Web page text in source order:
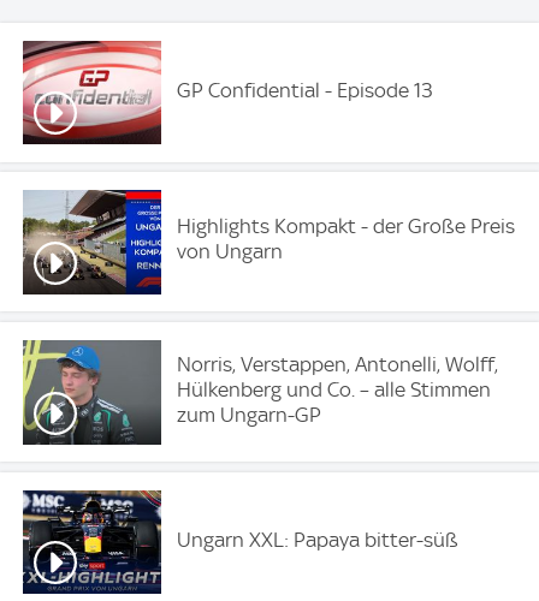
GP Confidential - Episode 13
Highlights Kompakt - der Große Preis
von Ungarn
Norris, Verstappen, Antonelli, Wolff,
Hülkenberg und Co. – alle Stimmen
zum Ungarn-GP
Ungarn XXL: Papaya bitter-süß